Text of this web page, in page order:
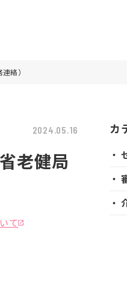
絡）
2024.05.16
老健局
て
カ
・
・
・